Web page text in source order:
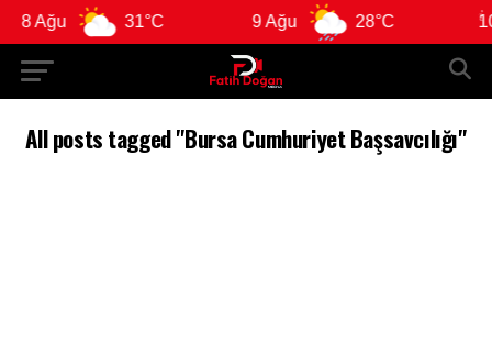
8 Ağu 31°C 9 Ağu 28°C 10
All posts tagged "Bursa Cumhuriyet Başsavcılığı"